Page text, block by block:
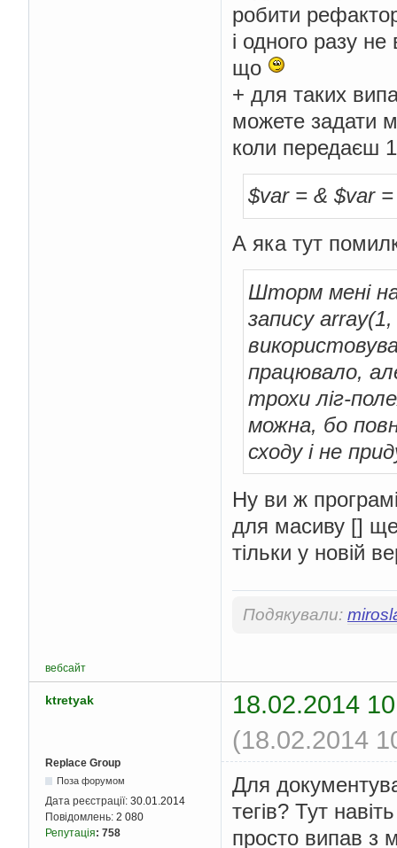
робити
і одного разу
що
+ для таких
можете задати
коли передаєш
$var = & $var
А яка тут
Шторм мені
запису
працювало,
трохи ліг-
можна, бо
сходу і не
Ну ви ж
для масиву [] ще
тільки у новій
Подякували:
вебсайт
ktretyak
18.02.2014
(18.02.2014
Replace Group
Поза форумом
Дата реєстрації: 30.01.2014
Повідомлень: 2 080
Репутація: 758
Для
тегів? Тут
просто випав з